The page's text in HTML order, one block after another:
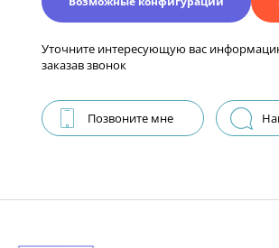
Уточните интересующую вас
заказав звонок
Позвоните мне